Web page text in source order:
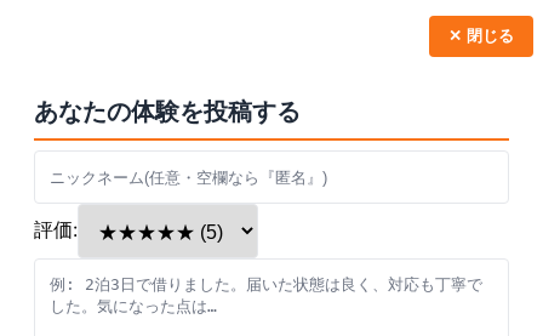
✕ 閉じる
あなたの体験を投稿する
評価: